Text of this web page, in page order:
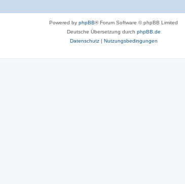
Powered by phpBB® Forum Software © phpBB Limited
Deutsche Übersetzung durch phpBB.de
Datenschutz| Nutzungsbedingungen